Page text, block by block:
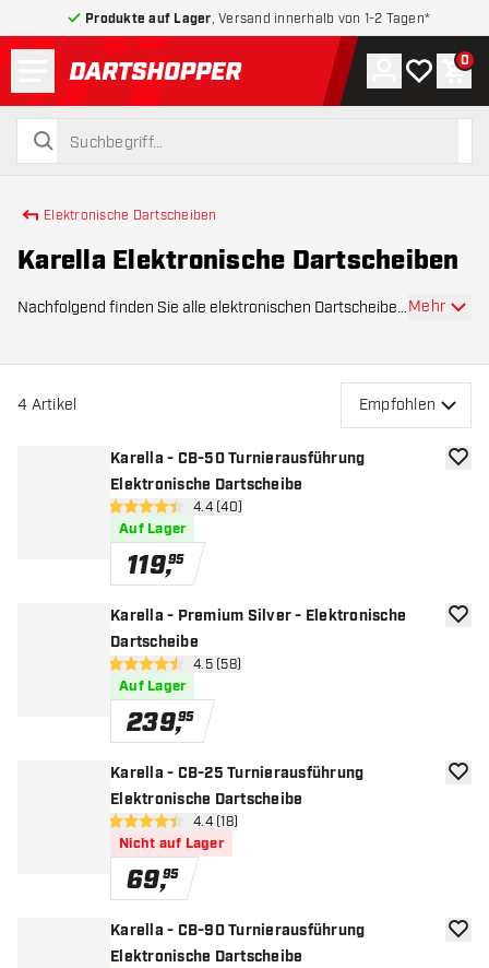
Produkte auf Lager , Versand innerhalb von 1-2 Tagen*
zurück zur Startseite
suchen
suchen
Konto
Meine 0
Elektronische Dartscheiben
Karella Elektronische Dartscheiben
Nachfolgend finden Sie alle elektronischen DartscheibenMehr
4 Artikel Empfohlen
Karella - CB-50 Turnierausführung
Elektronische Dartscheibe
Bewertungsbereich öffnen
4.4 Bewertungssterne
4.4 (40)
Auf Lager
119,95
Zur
Karella - Premium Silver - Elektronische
Dartscheibe
Bewertungsbereich öffnen
4.5 Bewertungssterne
4.5 (58)
Auf Lager
239,95
Zur
Karella - CB-25 Turnierausführung
Elektronische Dartscheibe
Bewertungsbereich öffnen
4.4 Bewertungssterne
4.4 (18)
Nicht auf Lager
69,95
Zur
Karella - CB-90 Turnierausführung
Elektronische Dartscheibe
Zur